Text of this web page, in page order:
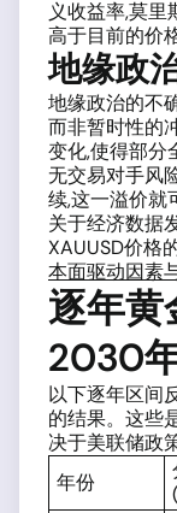
义收益率,莫
高于目前的价格
地缘政
地缘政治的不
而非暂时性的
变化,使得部分
无交易对手风
续,这一溢价就
关于经济数据
XAUUSD价格
本面驱动因素
逐年
2030
以下逐年区间
的结果。这些
决于美联储政
年份